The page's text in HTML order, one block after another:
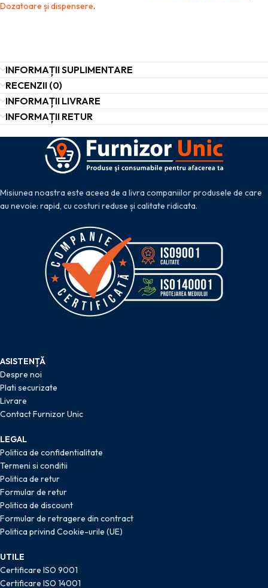
Dozatoare și dispensere.
INFORMAȚII SUPLIMENTARE
RECENZII (0)
INFORMAȚII LIVRARE
INFORMAȚII RETUR
Misiunea noastra este aceea de a livra companiilor produsele de care
au nevoie: rapid, cu costuri reduse și calitate ridicata.
ASISTENȚĂ
Despre noi
Plati securizate
Livrare
Contact Furnizor Unic
LEGAL
Politica de confidentialitate
Termeni si conditii
Politica de retur
Formular de retur
Politica de discount
Formular de retragere din contract
Politica privind Cookie-urile (UE)
UTILE
Certificare ISO 9001
Certificare ISO 14001